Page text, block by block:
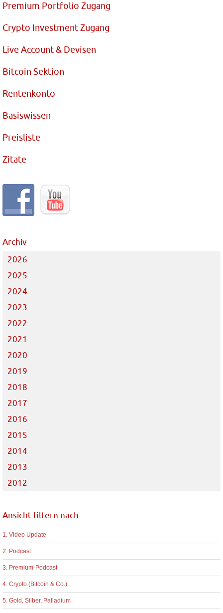
Premium Portfolio Zugang
Crypto Investment Zugang
Live Account & Devisen
Bitcoin Sektion
Rentenkonto
Basiswissen
Preisliste
Zitate
Archiv
2026
2025
2024
2023
2022
2021
2020
2019
2018
2017
2016
2015
2014
2013
2012
Ansicht filtern nach
1. Video Update
2. Podcast
3. Premium-Podcast
4. Crypto (Bitcoin & Co.)
5. Gold, Silber, Palladium